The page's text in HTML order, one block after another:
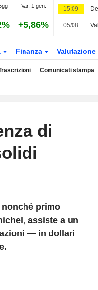
Var. 1 gen.
+5,86%
15:09
05/08
Finanza Valutazione
Comunicati stampa
di
primo
assiste a un
— in dollari